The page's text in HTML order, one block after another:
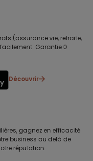
(assurance vie, retraite,
Garantie 0
Découvrir
gagnez en efficacité
business au delà de
réputation.